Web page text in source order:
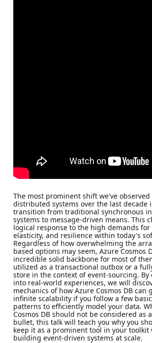
The most prominent shift we've
distributed systems over the last decade
transition from traditional synchronous
systems to message-driven means. This
logical response to the high demands for
elasticity, and resilience within today's
Regardless of how overwhelming the
based options may seem, Azure Cosmos
incredible solid backbone for most of
utilized as a transactional outbox or a
store in the context of event-sourcing.
into real-world experiences, we will
mechanics of how Azure Cosmos DB can
infinite scalability if you follow a few
patterns to efficiently model your data.
Cosmos DB should not be considered as
bullet, this talk will teach you why you
keep it as a prominent tool in your toolkit
building event-driven systems at scale.